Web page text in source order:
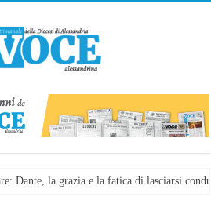
Dante, la grazia e la fatica di lasciarsi